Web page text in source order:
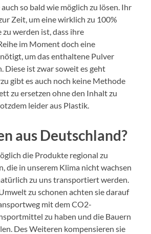
so bald wie möglich zu lösen. Ihr
Zeit, um eine wirklich zu 100%
werden ist, dass ihre
im Moment doch eine
um das enthaltene Pulver
Diese ist zwar soweit es geht
gibt es auch noch keine Methode
zu ersetzen ohne den Inhalt zu
leider aus Plastik.
aus Deutschland?
die Produkte regional zu
die in unserem Klima nicht wachsen
zu uns transportiert werden.
zu schonen achten sie darauf
mit dem CO2-
zu haben und die Bauern
Des Weiteren kompensieren sie